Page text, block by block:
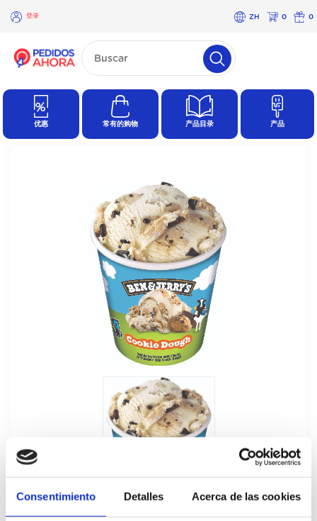
Consentimiento Detalles Acerca de las cookies
登录 ZH 0 0
×
登
优惠 常有的购物 产品目录 产品